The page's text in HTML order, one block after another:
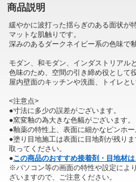
商品説明
緩やかに波打った揺らぎのある面状が
マットな肌触りです。
深みのあるダークネイビー系の色味で
モダン、和モダン、インダストリアル
色味のため、空間の引き締め役として
屋内壁面のキッチンや洗面、トイレと
<注意点>
●寸法に多少の誤差がございます。
●窯変釉の為大きな色幅がございます。
●釉薬の特性上、表面に細かなピンホー
●塗り目地施工は表面に目地剤が残り
取ってください。
●この商品のおすすめ接着剤・目地材
※パソコン等の画面の特性や設定によ
ざいますので、ご注意ください。